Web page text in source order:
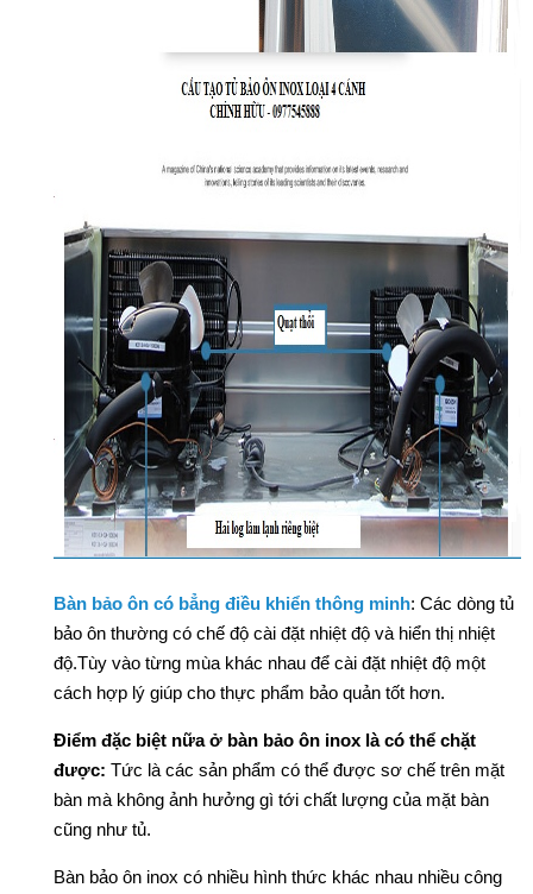
Bàn bảo ôn có bẳng điều khiển thông minh: Các dòng tủ
bảo ôn thường có chế độ cài đặt nhiệt độ và hiển thị nhiệt
độ.Tùy vào từng mùa khác nhau để cài đặt nhiệt độ một
cách hợp lý giúp cho thực phẩm bảo quản tốt hơn.
Điểm đặc biệt nữa ở bàn bảo ôn inox là có thể chặt
được: Tức là các sản phẩm có thể được sơ chế trên mặt
bàn mà không ảnh hưởng gì tới chất lượng của mặt bàn
cũng như tủ.
Bàn bảo ôn inox có nhiều hình thức khác nhau nhiều công